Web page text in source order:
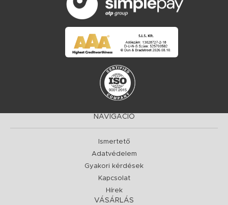
NAVIGÁCIÓ
Ismertető
Adatvédelem
Gyakori kérdések
Kapcsolat
Hírek
VÁSÁRLÁS